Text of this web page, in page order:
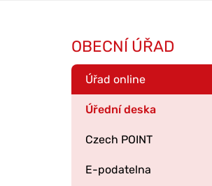
OBECNÍ ÚŘAD
Úřad online
Úřední deska
Czech POINT
E-podatelna